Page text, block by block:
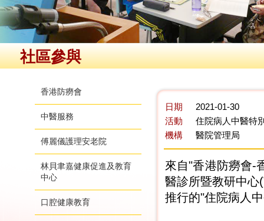
社區參與
香港防癆會
中醫服務
傅麗儀護理安老院
林貝聿嘉健康促進及教育
中心
口腔健康教育
日期
2021-01-30
活動
住院病人中醫特
機構
醫院管理局
來自"香港防癆會-
醫診所暨教研中心
推行的"住院病人